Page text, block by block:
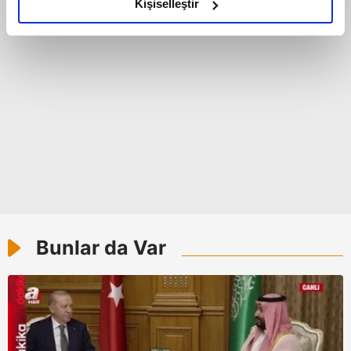
elimizden gelen çabayı gösterdiğimizi ve bu noktada,
reklamların maliyetlerimizi karşılamak noktasında tek gelir
toplumu hizmetlerinin sunulması amacıyla
kılınması ve kişiselleştirilmesi ve sizlere yönelik
reklam/pazarlama faaliyetlerinin yapılması, amaçlarıyla
sınırlı olarak açık rızanız dahilinde kullanılacaktır.
Kişiselleştir
Bunlar da Var